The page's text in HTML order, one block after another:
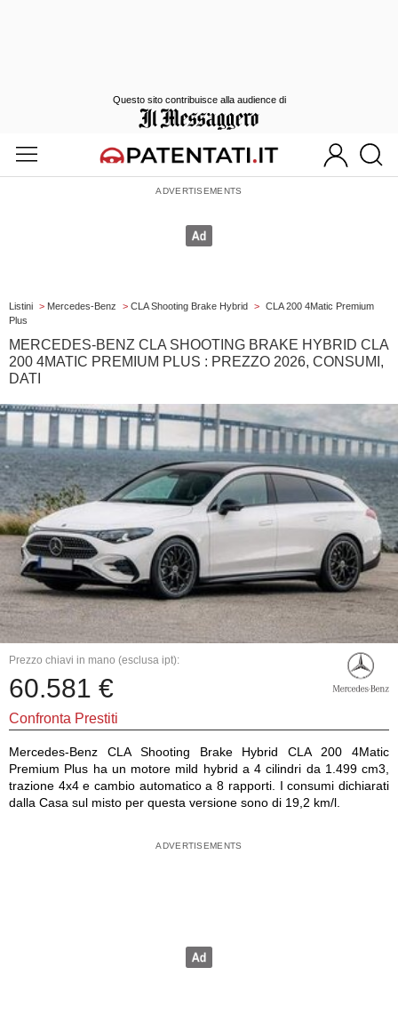
Listini > Mercedes-Benz > CLA Shooting Brake Hybrid > CLA 200 4Matic Premium
Plus
MERCEDES-BENZ CLA SHOOTING BRAKE HYBRID CLA
200 4MATIC PREMIUM PLUS : PREZZO 2026, CONSUMI,
DATI
Prezzo chiavi in mano (esclusa ipt):
60.581 €
Confronta Prestiti
Mercedes-Benz CLA Shooting Brake Hybrid CLA 200 4Matic
Premium Plus ha un motore mild hybrid a 4 cilindri da 1.499 cm3,
trazione 4x4 e cambio automatico a 8 rapporti. I consumi dichiarati
dalla Casa sul misto per questa versione sono di 19,2 km/l.
Questo sito contribuisce alla audience di